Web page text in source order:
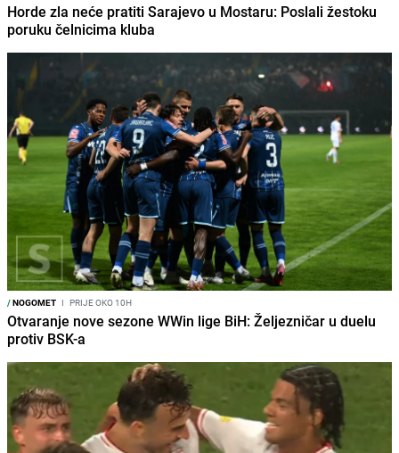
Horde zla neće pratiti Sarajevo u Mostaru: Poslali žestoku
poruku čelnicima kluba
/NOGOMET I PRIJE OKO 10H
Otvaranje nove sezone WWin lige BiH: Željezničar u duelu
protiv BSK-a